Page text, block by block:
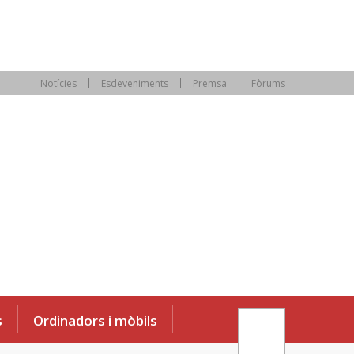
Notícies Esdeveniments Premsa Fòrums
Ordinadors i mòbils